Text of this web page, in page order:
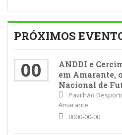
PRÓXIMOS
00
ANDDI e
em Amarante,
Nacional de
Pavilhão
Amarante
0000-00-00